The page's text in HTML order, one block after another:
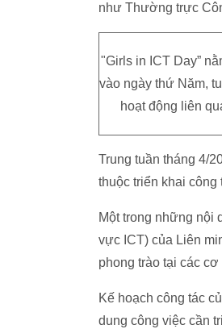
như Thường trực
"Girls in ICT Day”
vào ngày thứ Năm,
hoạt động liên
Trung tuần tháng 4/
thuộc triển khai công
Một trong những nội
vực ICT) của Liên
phong trào tại các
Kế hoạch công tác
dung công việc cần